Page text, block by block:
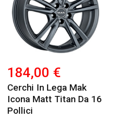
184,00 €
Cerchi In Lega Mak
Icona Matt Titan Da 16
Pollici